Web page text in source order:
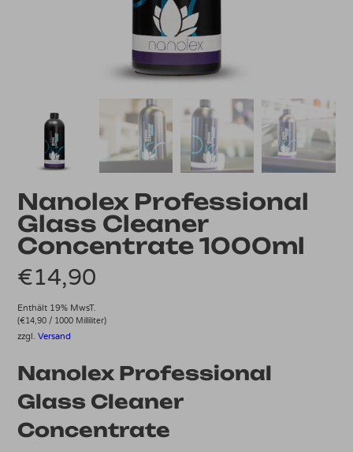
Nanolex Professional
Glass Cleaner
Concentrate 1000ml
€14,90
Enthält 19% MwsT.
(€14,90 / 1000 Milliliter)
zzgl.Versand
Nanolex Professional
Glass Cleaner
Concentrate